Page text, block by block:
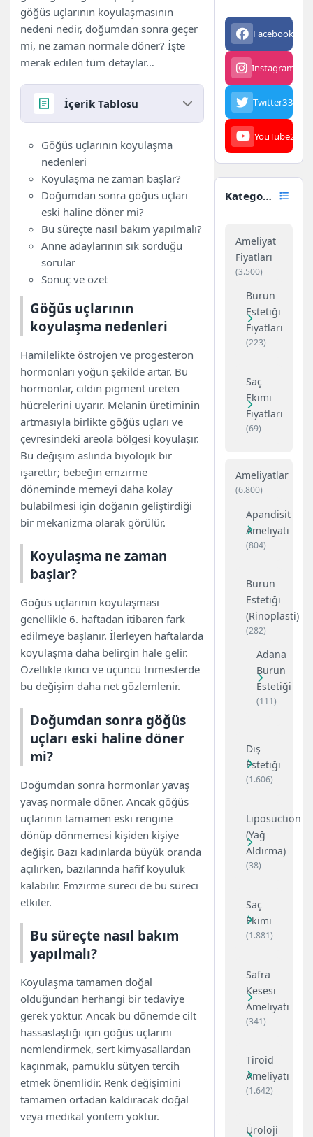
göğüs uçlarının koyulaşmasının
nedeni nedir, doğumdan sonra geçer
mi, ne zaman normale döner? İşte
merak edilen tüm detaylar…
İçerik Tablosu
Göğüs uçlarının koyulaşma
nedenleri
Koyulaşma ne zaman başlar?
Doğumdan sonra göğüs uçları
eski haline döner mi?
Bu süreçte nasıl bakım
yapılmalı?
Anne adaylarının en sık
sorduğu sorular
koyulaşması normal mi?
2. Koyulaşma sadece
3. Doğumdan sonra tamamen
açılır mı?
4. Koyulaşmayı önlemek
mümkün mü?
5. Koyulaşmayla beraber
meme ucunda büyüme de olur
mu?
6. Koyulaşma bebeğe zarar
verir mi?
7. Göğüs uçlarının
koyulaşması acı veya kaşıntı
8. Hamilelikte göğüs uçlarının
renginin farklı olması normal
9. Emzirme sonrası göğüs
uçları daha da koyulaşır mı?
10. Bu koyuluk için kremler işe
yarar mı?
Göğüs uçlarının koyulaşma
nedenleri
Koyulaşma ne zaman başlar?
Doğumdan sonra göğüs uçları
eski haline döner mi?
Bu süreçte nasıl bakım yapılmalı?
Anne adaylarının sık sorduğu
sorular
Sonuç ve özet
Göğüs uçlarının
koyulaşma nedenleri
Hamilelikte östrojen ve progesteron
hormonları yoğun şekilde artar. Bu
hormonlar, cildin pigment üreten
hücrelerini uyarır. Melanin üretiminin
artmasıyla birlikte göğüs uçları ve
çevresindeki areola bölgesi koyulaşır.
Bu değişim aslında biyolojik bir
işarettir; bebeğin emzirme
döneminde memeyi daha kolay
bulabilmesi için doğanın geliştirdiği
bir mekanizma olarak görülür.
Koyulaşma ne zaman
başlar?
Göğüs uçlarının koyulaşması
genellikle 6. haftadan itibaren fark
edilmeye başlanır. İlerleyen haftalarda
koyulaşma daha belirgin hale gelir.
Özellikle ikinci ve üçüncü trimesterde
bu değişim daha net gözlemlenir.
Doğumdan sonra göğüs
uçları eski haline döner
mi?
Doğumdan sonra hormonlar yavaş
yavaş normale döner. Ancak göğüs
uçlarının tamamen eski rengine
dönüp dönmemesi kişiden kişiye
değişir. Bazı kadınlarda büyük oranda
açılırken, bazılarında hafif koyuluk
kalabilir. Emzirme süreci de bu süreci
etkiler.
Bu süreçte nasıl bakım
yapılmalı?
Koyulaşma tamamen doğal
olduğundan herhangi bir tedaviye
gerek yoktur. Ancak bu dönemde cilt
hassaslaştığı için göğüs uçlarını
nemlendirmek, sert kimyasallardan
kaçınmak, pamuklu sütyen tercih
etmek önemlidir. Renk değişimini
tamamen ortadan kaldıracak doğal
veya medikal yöntem yoktur.
Facebook
Instagram
Twitter3342
YouTube23
Kategoriler
Ameliyat
Fiyatları
(3.500)
Burun
Estetiği
Fiyatları
(223)
Saç
Ekimi
Fiyatları
(69)
Ameliyatlar
(6.800)
Apandisit
Ameliyatı
(804)
Burun
Estetiği
(Rinoplasti)
(282)
Adana
Burun
Estetiği
(111)
Diş
Estetiği
(1.606)
Liposuction
(Yağ
Aldırma)
(38)
Saç
Ekimi
(1.881)
Safra
Kesesi
Ameliyatı
(341)
Tiroid
Ameliyatı
(1.642)
Üroloji